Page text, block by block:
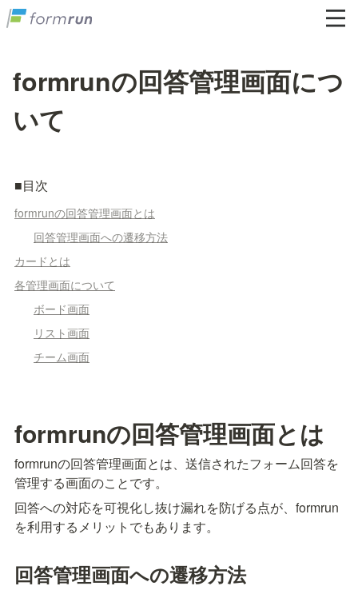
formrunの回答管理画面につ
いて
■目次
formrunの回答管理画面とは
回答管理画面への遷移方法
カードとは
各管理画面について
ボード画面
リスト画面
チーム画面
formrunの回答管理画面とは
formrunの回答管理画面とは、送信されたフォーム回答を
管理する画面のことです。
回答への対応を可視化し抜け漏れを防げる点が、formrun
を利用するメリットでもあります。
回答管理画面への遷移方法